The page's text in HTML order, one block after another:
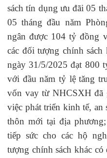
sách tín dụng ưu đãi 05
05 tháng đầu năm
ngân được 104 tỷ đồng
các đối tượng chính
ngày 31/5/2025 đạt 800
với đầu năm tỷ lệ tăng
vốn vay từ NHCSXHđã
việc phát triển kinh tế,
thôn mới tại địa
tiếp sức cho các hộ
tượng chính sách khác